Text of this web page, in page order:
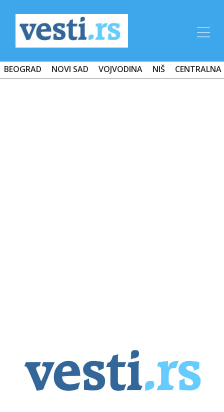
BEOGRAD NOVI SAD VOJVODINA NIŠ CENTRALNA